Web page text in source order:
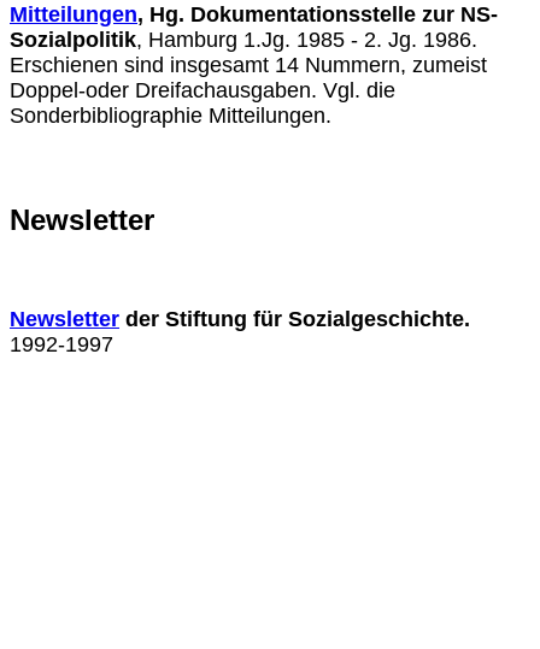
Mitteilungen, Hg. Dokumentationsstelle zur NS-
Sozialpolitik, Hamburg 1.Jg. 1985 - 2. Jg. 1986.
Erschienen sind insgesamt 14 Nummern, zumeist
Doppel-oder Dreifachausgaben. Vgl. die
Sonderbibliographie Mitteilungen.
Newsletter
Newsletter der Stiftung für Sozialgeschichte.
1992-1997